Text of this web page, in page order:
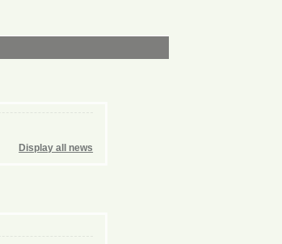
Display all news